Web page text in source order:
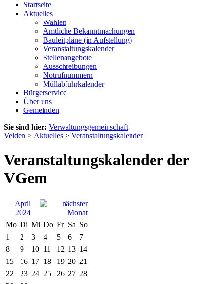
Startseite
Aktuelles
Wahlen
Amtliche Bekanntmachungen
Bauleitpläne (in Aufstellung)
Veranstaltungskalender
Stellenangebote
Ausschreibungen
Notrufnummern
Müllabfuhrkalender
Bürgerservice
Über uns
Gemeinden
Sie sind hier: Verwaltungsgemeinschaft
Velden > Aktuelles > Veranstaltungskalender
Veranstaltungskalender der
VGem
April
2024
Mo Di Mi Do Fr Sa So
1
2 3 4 5 6
7
8
9 10 11 12 13 14
15
16 17 18 19 20 21
22
23 24 25 26 27 28